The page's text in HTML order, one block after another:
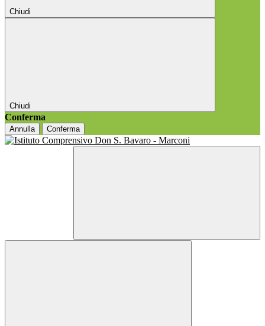
Chiudi
Chiudi
Conferma
Annulla Conferma